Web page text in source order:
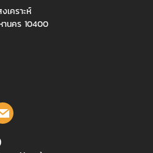
เคราะห์
นคร 10400